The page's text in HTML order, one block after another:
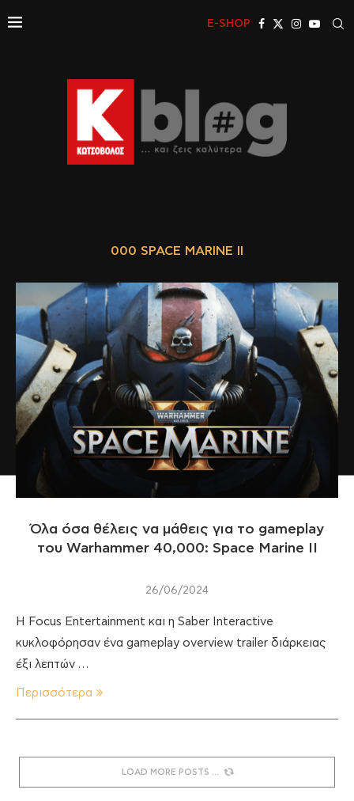
E-SHOP
000 SPACE MARINE II
Όλα όσα θέλεις να μάθεις για το gameplay
του Warhammer 40,000: Space Marine II
26/06/2024
Η Focus Entertainment και η Saber Interactive
κυκλοφόρησαν ένα gameplay overview trailer διάρκειας
έξι λεπτών …
Περισσότερα
LOAD MORE POSTS